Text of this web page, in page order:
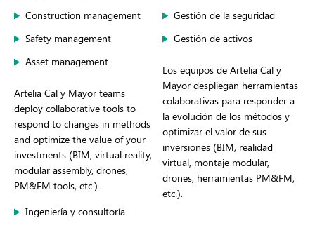
Construction management
Safety management
Asset management
Artelia Cal y Mayor teams
deploy collaborative tools to
respond to changes in methods
and optimize the value of your
investments (BIM, virtual reality,
modular assembly, drones,
PM&FM tools, etc.).
Ingeniería y consultoría
Gestión de la seguridad
Gestión de activos
Los equipos de Artelia Cal y
Mayor despliegan herramientas
colaborativas para responder a
la evolución de los métodos y
optimizar el valor de sus
inversiones (BIM, realidad
virtual, montaje modular,
drones, herramientas PM&FM,
etc.).